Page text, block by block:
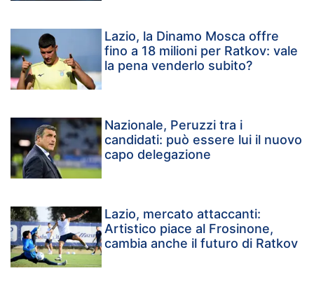
Lazio, la Dinamo Mosca offre
fino a 18 milioni per Ratkov: vale
la pena venderlo subito?
Nazionale, Peruzzi tra i
candidati: può essere lui il nuovo
capo delegazione
Lazio, mercato attaccanti:
Artistico piace al Frosinone,
cambia anche il futuro di Ratkov